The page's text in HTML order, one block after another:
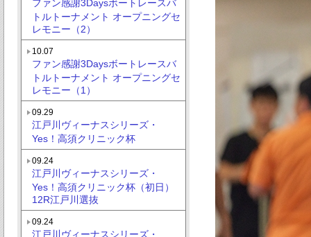
ファン感謝3Daysボートレースバ
トルトーナメント オープニングセ
レモニー（2）
10.07
ファン感謝3Daysボートレースバ
トルトーナメント オープニングセ
レモニー（1）
09.29
江戸川ヴィーナスシリーズ・
Yes！高須クリニック杯
09.24
江戸川ヴィーナスシリーズ・
Yes！高須クリニック杯（初日）
12R江戸川選抜
09.24
江戸川ヴィーナスシリーズ・